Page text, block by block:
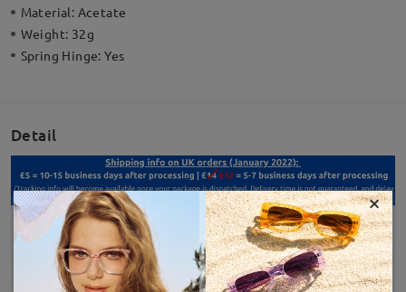
Material: Acetate
Weight: 32g
Spring Hinge:Yes
Detail
×